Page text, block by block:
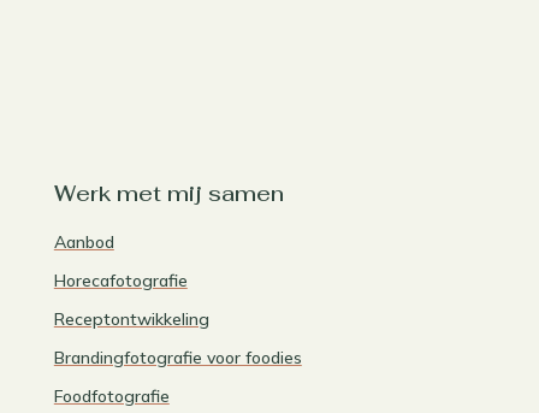
Werk met mij samen
Aanbod
Horecafotografie
Receptontwikkeling
Brandingfotografie voor foodies
Foodfotografie